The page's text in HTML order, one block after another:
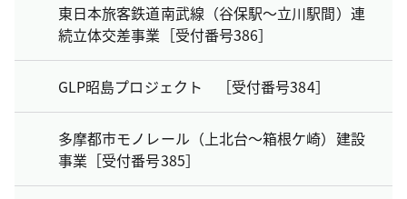
東日本旅客鉄道南武線（谷保駅～立川駅間）連
続立体交差事業［受付番号386］
GLP昭島プロジェクト ［受付番号384］
多摩都市モノレール（上北台～箱根ケ崎）建設
事業［受付番号385］